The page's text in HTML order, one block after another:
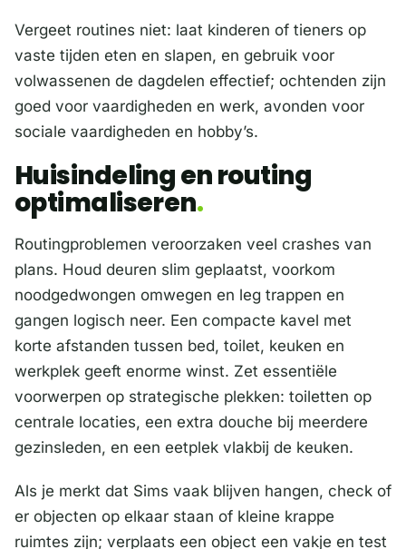
Vergeet routines niet: laat kinderen of tieners op
vaste tijden eten en slapen, en gebruik voor
volwassenen de dagdelen effectief; ochtenden zijn
goed voor vaardigheden en werk, avonden voor
sociale vaardigheden en hobby’s.
Huisindeling en routing
optimaliseren
Routingproblemen veroorzaken veel crashes van
plans. Houd deuren slim geplaatst, voorkom
noodgedwongen omwegen en leg trappen en
gangen logisch neer. Een compacte kavel met
korte afstanden tussen bed, toilet, keuken en
werkplek geeft enorme winst. Zet essentiële
voorwerpen op strategische plekken: toiletten op
centrale locaties, een extra douche bij meerdere
gezinsleden, en een eetplek vlakbij de keuken.
Als je merkt dat Sims vaak blijven hangen, check of
er objecten op elkaar staan of kleine krappe
ruimtes zijn; verplaats een object een vakje en test